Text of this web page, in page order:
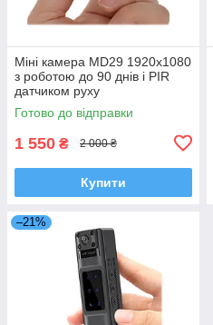
Міні камера MD29 1920x1080
з роботою до 90 днів і PIR
датчиком руху
Готово до відправки
1 550 ₴ 2 000 ₴
Купити
–21%